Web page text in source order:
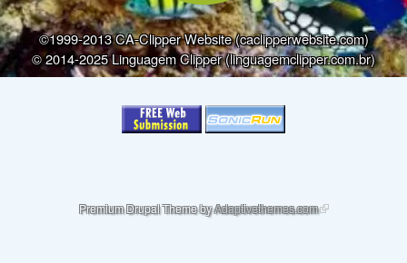
©1999-2013 CA-Clipper Website (caclipperwebsite.com)
© 2014-2025 Linguagem Clipper (linguagemclipper.com.br)
Premium Drupal Theme byAdaptivethemes.com(link is external)